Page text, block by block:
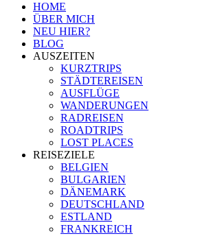
HOME
ÜBER MICH
NEU HIER?
BLOG
AUSZEITEN
KURZTRIPS
STÄDTEREISEN
AUSFLÜGE
WANDERUNGEN
RADREISEN
ROADTRIPS
LOST PLACES
REISEZIELE
BELGIEN
BULGARIEN
DÄNEMARK
DEUTSCHLAND
ESTLAND
FRANKREICH